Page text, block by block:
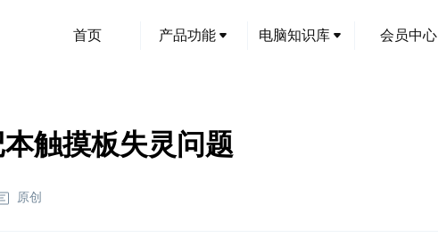
首页 产品功能 电脑知识库 会员中心
触摸板失灵问题
原创